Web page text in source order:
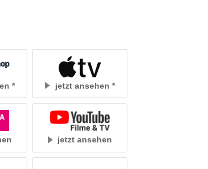
jetzt ansehen
jetzt ansehen